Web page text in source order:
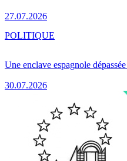
27.07.2026
Une enclave espagnole
30.07.2026
POLITIQUE